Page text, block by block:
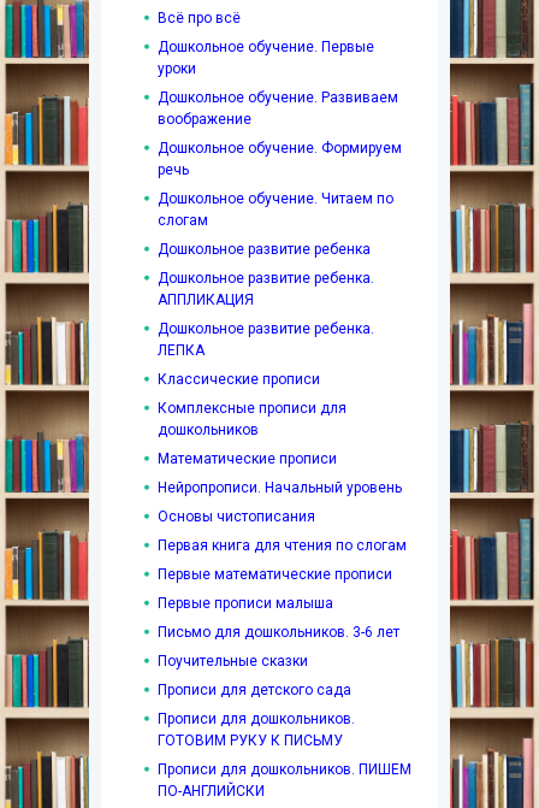
Всё про всё
Дошкольное обучение. Первые
уроки
Дошкольное обучение. Развиваем
воображение
Дошкольное обучение. Формируем
речь
Дошкольное обучение. Читаем по
слогам
Дошкольное развитие ребенка
Дошкольное развитие ребенка.
АППЛИКАЦИЯ
Дошкольное развитие ребенка.
ЛЕПКА
Классические прописи
Комплексные прописи для
дошкольников
Математические прописи
Нейропрописи. Начальный уровень
Основы чистописания
Первая книга для чтения по слогам
Первые математические прописи
Первые прописи малыша
Письмо для дошкольников. 3-6 лет
Поучительные сказки
Прописи для детского сада
Прописи для дошкольников.
ГОТОВИМ РУКУ К ПИСЬМУ
Прописи для дошкольников. ПИШЕМ
ПО-АНГЛИЙСКИ